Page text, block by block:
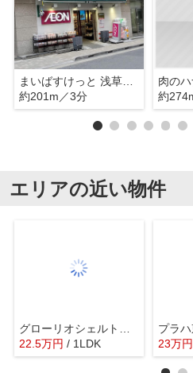
まいばすけっと 浅草橋1丁目店
約201m／3分
肉の
約
エリアの近い物件
22.5万円 / 1LDK
プラ
23万円